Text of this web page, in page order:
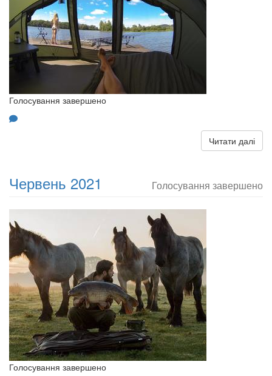
Голосування завершено
Читати далі
Червень 2021 Голосування завершено
Голосування завершено